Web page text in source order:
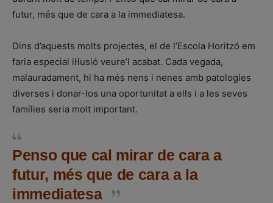
futur, més que de cara a la immediatesa.
Dins d’aquests molts projectes, el de l’Escola Horitzó em
faria especial il·lusió veure’l acabat. Cada vegada,
malauradament, hi ha més nens i nenes amb patologies
diverses i donar-los una oportunitat a ells i a les seves
famílies seria molt important.
Penso que cal mirar de cara a
futur, més que de cara a la
immediatesa